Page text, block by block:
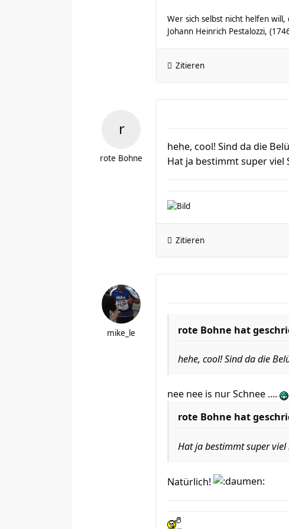
Wer sich selbst nicht helfen
Johann Heinrich Pestalozzi,
Zitieren
rote Bohne
hehe, cool! Sind da die
Hat ja bestimmt super viel
Zitieren
mike_le rote Bohne hat
hehe, cool! Sind da die
nee nee is nur Schnee ....
rote Bohne hat
Hat ja bestimmt super viel
Natürlich!